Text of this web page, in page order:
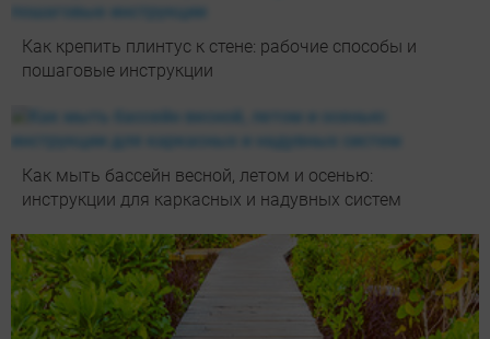
Как крепить плинтус к стене: рабочие способы и
пошаговые инструкции
Как мыть бассейн весной, летом и осенью:
инструкции для каркасных и надувных систем